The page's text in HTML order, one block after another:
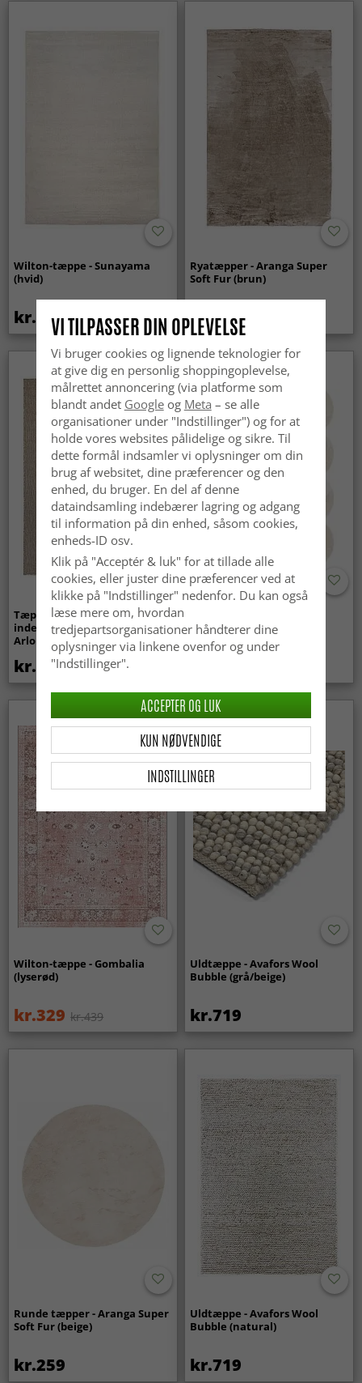
Wilton-tæppe - Sunayama
(hvid)
kr.419
Ryatæpper - Aranga Super
Soft Fur (brun)
kr.259
Tæpper til
indendørs/udendørs brug -
Arlo (beige)
kr.439
Nyhed
Super Soft Fur (beige)
Wilton-tæppe - Gombalia
(lyserød)
kr.329 kr.439
Nyhed
Uldtæppe - Avafors Wool
Bubble (grå/beige)
kr.719
Runde tæpper - Aranga Super
Soft Fur (beige)
kr.259
Uldtæppe - Avafors Wool
Bubble (natural)
kr.719
VI TILPASSER DIN OPLEVELSE
Vi bruger cookies og lignende teknologier for
at give dig en personlig shoppingoplevelse,
målrettet annoncering (via platforme som
blandt andet Googleog Meta – se alle
organisationer under "Indstillinger") og for at
holde vores websites pålidelige og sikre. Til
dette formål indsamler vi oplysninger om din
brug af websitet, dine præferencer og den
enhed, du bruger. En del af denne
dataindsamling indebærer lagring og adgang
til information på din enhed, såsom cookies,
enheds-ID osv.
Klik på "Acceptér & luk" for at tillade alle
cookies, eller juster dine præferencer ved at
klikke på "Indstillinger" nedenfor. Du kan også
læse mere om, hvordan
tredjepartsorganisationer håndterer dine
oplysninger via linkene ovenfor og under
"Indstillinger".
INDSTILLINGER
KUN NØDVENDIGE
ACCEPTER OG LUK